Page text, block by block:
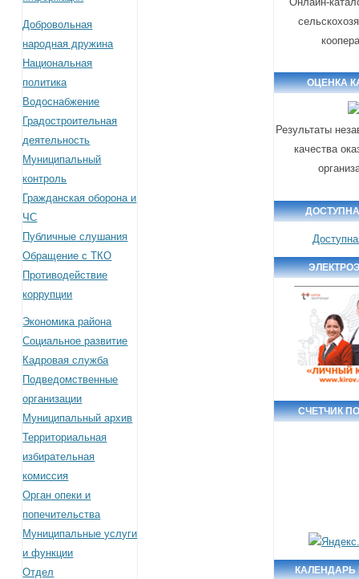
Добровольная
народная дружина
Национальная
политика
Водоснабжение
Градостроительная
деятельность
Муниципальный
контроль
Гражданская оборона и
ЧС
Публичные слушания
Обращение с ТКО
Противодействие
коррупции
Экономика района
Социальное развитие
Кадровая служба
Подведомственные
организации
Муниципальный архив
Территориальная
избирательная
комиссия
Орган опеки и
попечительства
Муниципальные услуги
и функции
Отдел
ОЦЕНКА
Результаты
качества
СЧЕТЧИК